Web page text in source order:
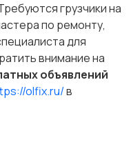
грузчики на
по ремонту,
для
внимание на
объявлений
olfix.ru/в